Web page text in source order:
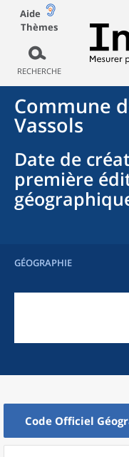
Aide
Thèmes
RECHERCHE
Commune
Vassols
Date de
première
GÉOGRAPHIE
Code Officiel